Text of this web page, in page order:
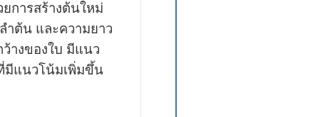
การสร้างต้นใหม่
ำต้น และความยาว
างของใบ มีแนว
มีแนวโน้มเพิ่มขึ้น